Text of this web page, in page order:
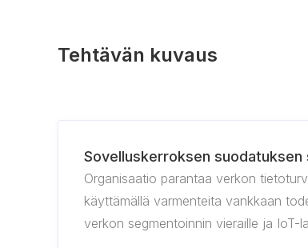
Tehtävän kuvaus
Sovelluskerroksen suodatuksen
Organisaatio parantaa verkon
käyttämällä varmenteita vankkaan
verkon segmentoinnin vieraille ja